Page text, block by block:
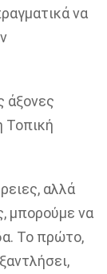
να
άξονες
Τοπική
αλλά
μπορούμε να
Το πρώτο,